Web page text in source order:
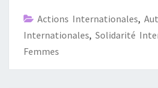
Actions Internationales,
Internationales, Solidarité
Femmes